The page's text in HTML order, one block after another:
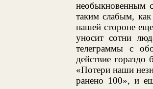
необыкновенным
таким слабым,
нашей стороне
уносит сотни
телеграммы с
действие
«Потери наши
ранено 100», и